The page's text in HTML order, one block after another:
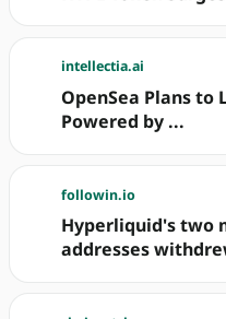
intellectia.ai
OpenSea Plans to
Powered by ...
followin.io
Hyperliquid's two
addresses